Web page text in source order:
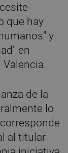
que hay
y
en
de la
lo
al titular